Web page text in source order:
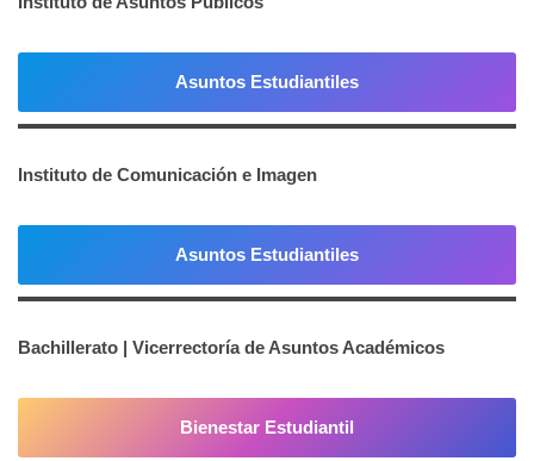
Asuntos Estudiantiles
Instituto de Comunicación e Imagen
Asuntos Estudiantiles
Bachillerato | Vicerrectoría de Asuntos Académicos
Bienestar Estudiantil